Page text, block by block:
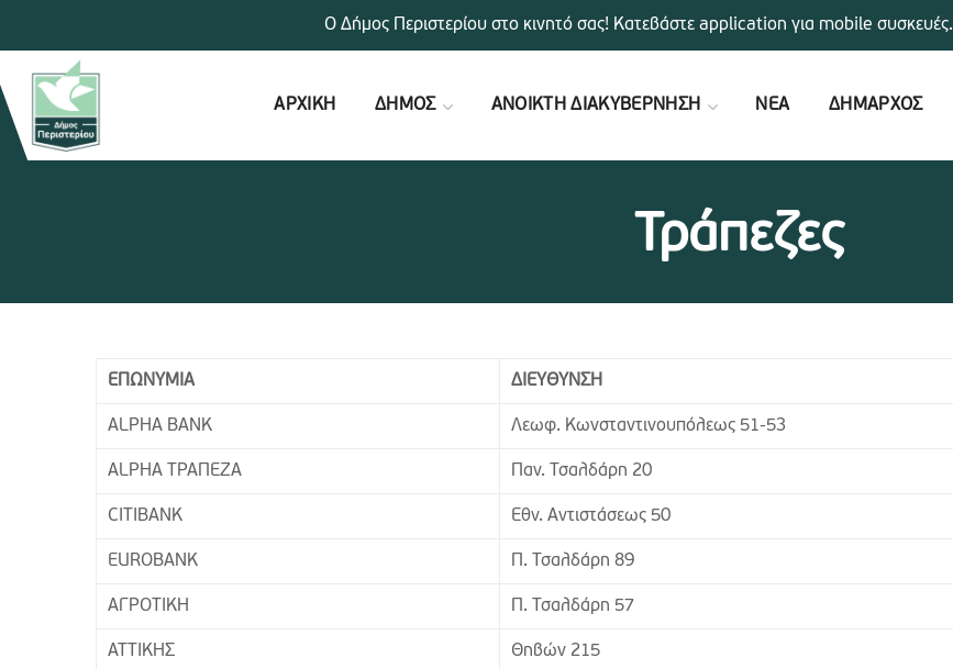
ΑΡΧΙΚΗ ΔΗΜΟΣ ΑΝΟΙΚΤΗ ΔΙΑΚΥΒΕΡΝΗΣΗ ΝΕΑ ΔΗΜΑΡΧΟΣ
Τράπεζες
ΕΠΩΝΥΜΙΑ ΔΙΕΥΘΥΝΣΗ
ALPHA BANK Λεωφ. Κωνσταντινουπόλεως 51-53
ALPHA ΤΡΑΠΕΖΑ Παν. Τσαλδάρη 20
CITIBANK Εθν. Αντιστάσεως 50
EUROBANK Π. Τσαλδάρη 89
ΑΓΡΟΤΙΚΗ Π. Τσαλδάρη 57
ΑΤΤΙΚΗΣ Θηβών 215
Ο Δήμος Περιστερίου στο κινητό σας! Κατεβάστε application για mobile συσκευές.